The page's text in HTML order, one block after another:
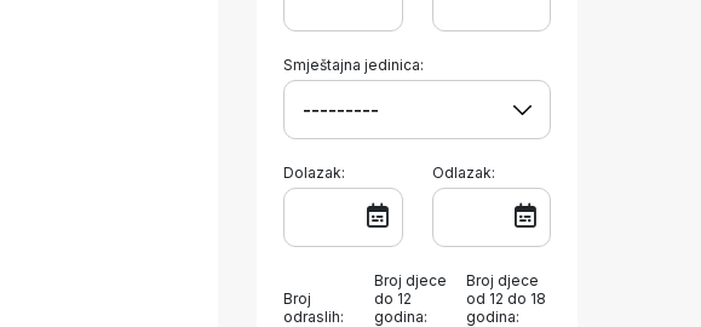
Smještajna jedinica:
Dolazak: Odlazak:
Broj
odraslih:
Broj djece
do 12
godina:
Broj djece
od 12 do 18
godina: